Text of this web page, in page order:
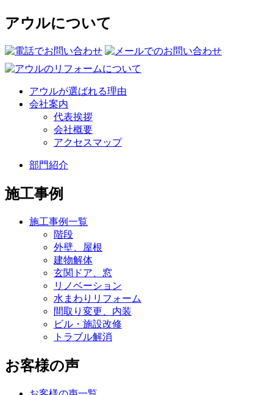
アウルについて
アウルが選ばれる理由
会社案内
代表挨拶
会社概要
アクセスマップ
部門紹介
施工事例
施工事例一覧
階段
外壁、屋根
建物解体
玄関ドア、窓
リノベーション
水まわりリフォーム
間取り変更、内装
ビル・施設改修
トラブル解消
お客様の声